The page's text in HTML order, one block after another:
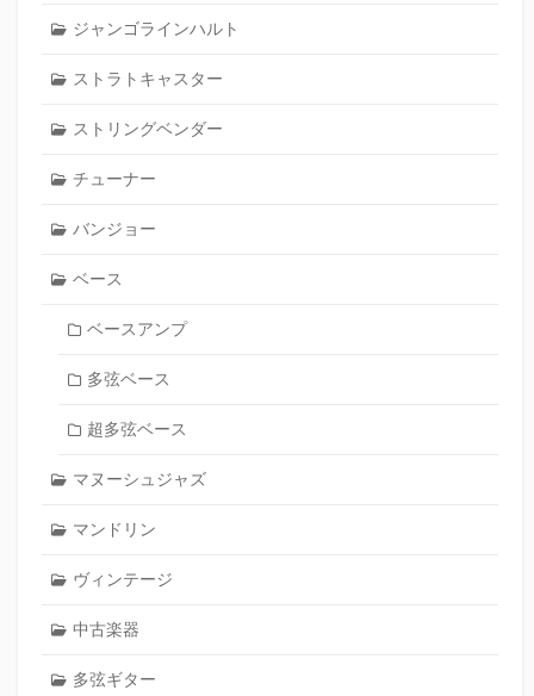
ジャンゴラインハルト
ストラトキャスター
ストリングベンダー
チューナー
バンジョー
ベース
ベースアンプ
多弦ベース
超多弦ベース
マヌーシュジャズ
マンドリン
ヴィンテージ
中古楽器
多弦ギター